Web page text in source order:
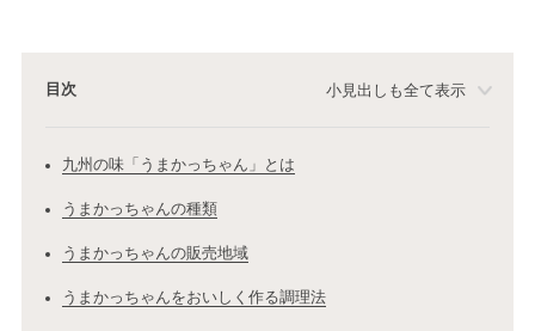
目次 小見出しも全て表示
九州の味「うまかっちゃん」とは
うまかっちゃんの種類
うまかっちゃんの販売地域
うまかっちゃんをおいしく作る調理法